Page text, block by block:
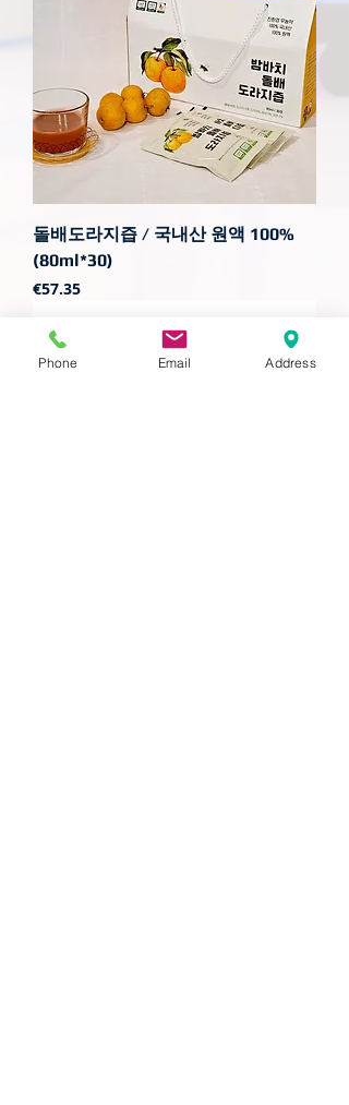
돌배도라지즙 / 국내산 원액 100%
(80ml*30)
가격
€57.35
Phone Email Address